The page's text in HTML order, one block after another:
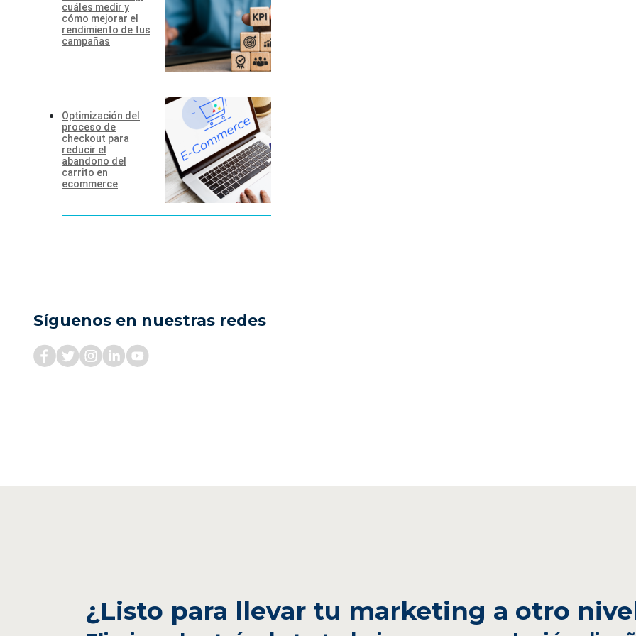
cuáles medir y
cómo mejorar el
rendimiento de tus
campañas
Optimización del
proceso de
checkout para
reducir el
abandono del
carrito en
ecommerce
Síguenos en nuestras redes
¿Listo para llevar tu marketing a otro